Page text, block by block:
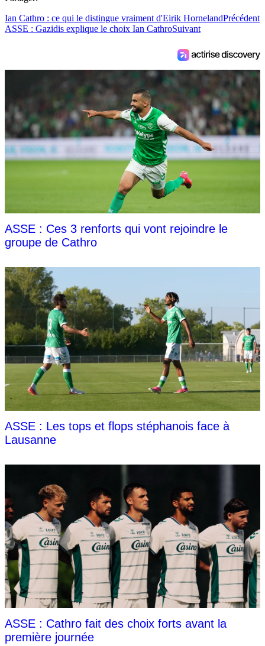
Ian Cathro : ce qui le distingue vraiment d'Eirik HornelandPrécédent
ASSE : Gazidis explique le choix Ian CathroSuivant
ASSE : Ces 3 renforts qui vont rejoindre le
groupe de Cathro
ASSE : Les tops et flops stéphanois face à
Lausanne
ASSE : Cathro fait des choix forts avant la
première journée